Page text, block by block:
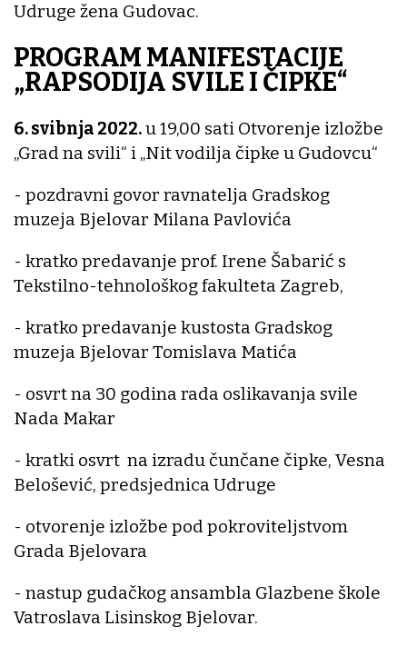
Udruge žena Gudovac.
PROGRAM MANIFESTACIJE
„RAPSODIJA SVILE I ČIPKE“
6. svibnja 2022.u 19,00 sati Otvorenje izložbe
„Grad na svili“ i „Nit vodilja čipke u Gudovcu“
- pozdravni govor ravnatelja Gradskog
muzeja Bjelovar Milana Pavlovića
- kratko predavanje prof. Irene Šabarić s
Tekstilno-tehnološkog fakulteta Zagreb,
- kratko predavanje kustosta Gradskog
muzeja Bjelovar Tomislava Matića
- osvrt na 30 godina rada oslikavanja svile
Nada Makar
- kratki osvrt na izradu čunčane čipke, Vesna
Belošević, predsjednica Udruge
- otvorenje izložbe pod pokroviteljstvom
Grada Bjelovara
- nastup gudačkog ansambla Glazbene škole
Vatroslava Lisinskog Bjelovar.